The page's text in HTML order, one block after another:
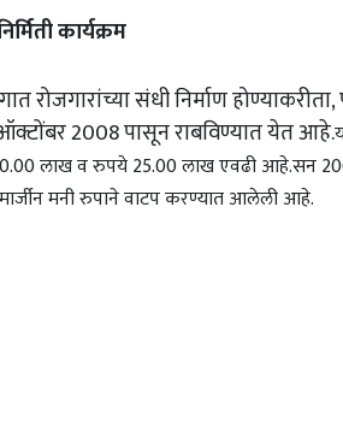
कार्यक्रम
रोजगारांच्या संधी निर्माण
2008 पासून राबविण्यात येत आहे.
लाख व रुपये 25.00 लाख एवढी आहे.सन
मनी रुपाने वाटप करण्यात आलेली आहे.